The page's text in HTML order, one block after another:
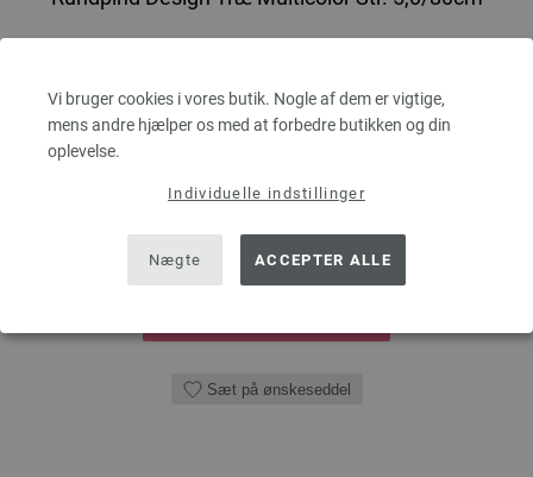
Vi bruger cookies i vores butik. Nogle af dem er vigtige,
mens andre hjælper os med at forbedre butikken og din
oplevelse.
Individuelle indstillinger
Nægte ACCEPTER ALLE
tykkelse 5,0 mm; længde ca. 80 cm
7,98 €
60,25 dkr
Sæt på ønskeseddel